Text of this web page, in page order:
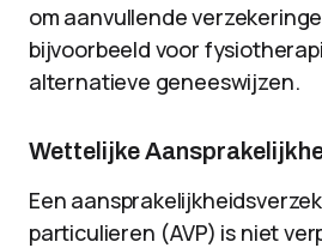
om aanvullende
bijvoorbeeld voor
alternatieve geneeswijzen.
Wettelijke
Een
particulieren (AVP) is niet